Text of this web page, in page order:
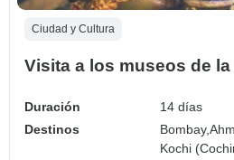
Ciudad y Cultura
Visita a los museos de
Duración
14 días
Destinos
Bombay,
Kochi